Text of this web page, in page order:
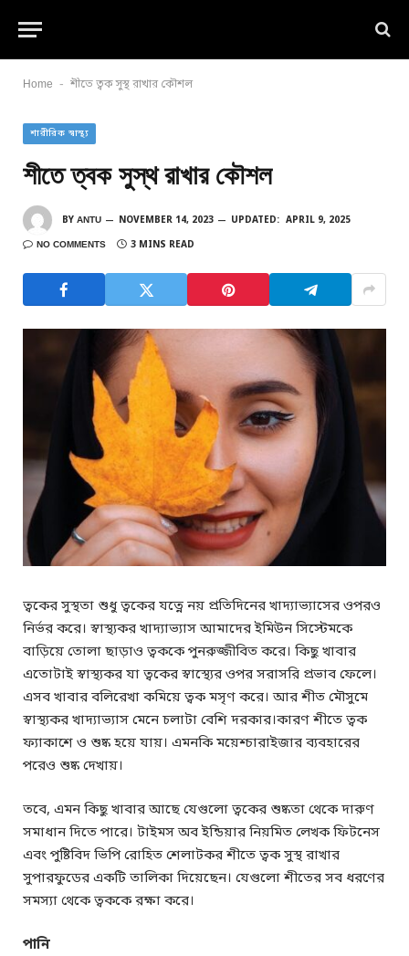
Home - শীতে ত্বক সুস্থ রাখার কৌশল
শারীরিক স্বাস্থ্য
শীতে ত্বক সুস্থ রাখার কৌশল
BY ANTU NOVEMBER 14, 2023 UPDATED: APRIL 9, 2025
NO COMMENTS 3 MINS READ
ত্বকের সুস্থতা শুধু ত্বকের যত্নে নয় প্রতিদিনের খাদ্যাভ্যাসের ওপরও
নির্ভর করে। স্বাস্থ্যকর খাদ্যাভ্যাস আমাদের ইমিউন সিস্টেমকে
বাড়িয়ে তোলা ছাড়াও ত্বককে পুনরুজ্জীবিত করে। কিছু খাবার
এতোটাই স্বাস্থ্যকর যা ত্বকের স্বাস্থ্যের ওপর সরাসরি প্রভাব ফেলে।
এসব খাবার বলিরেখা কমিয়ে ত্বক মসৃণ করে। আর শীত মৌসুমে
স্বাস্থ্যকর খাদ্যাভ্যাস মেনে চলাটা বেশি দরকার।কারণ শীতে ত্বক
ফ্যাকাশে ও শুষ্ক হয়ে যায়। এমনকি ময়েশ্চারাইজার ব্যবহারের
পরেও শুষ্ক দেখায়।
তবে, এমন কিছু খাবার আছে যেগুলো ত্বকের শুষ্কতা থেকে দারুণ
সমাধান দিতে পারে। টাইমস অব ইন্ডিয়ার নিয়মিত লেখক ফিটনেস
এবং পুষ্টিবিদ ভিপি রোহিত শেলাটকর শীতে ত্বক সুস্থ রাখার
সুপারফুডের একটি তালিকা দিয়েছেন। যেগুলো শীতের সব ধরণের
সমস্যা থেকে ত্বককে রক্ষা করে।
পানি